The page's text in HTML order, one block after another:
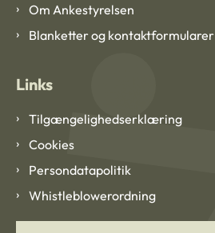
Om Ankestyrelsen
Blanketter og kontaktformularer
Links
Tilgængelighedserklæring
Cookies
Persondatapolitik
Whistleblowerordning